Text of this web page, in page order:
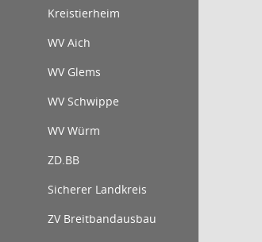
Kreistierheim
WV Aich
WV Glems
WV Schwippe
WV Würm
ZD.BB
Sicherer Landkreis
ZV Breitbandausbau